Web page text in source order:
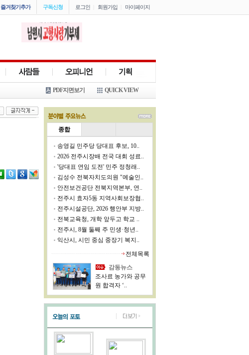
로그인 회원가입 마이페이지
구독신청
즐겨찾기추가
QUICK VIEW
PDF지면보기
종합
송영길 민주당 당대표 후보, 10..
2026 전주시장배 전국 대회 성료..
'당대표 연임 도전' 민주 정청래..
김성수 전북자치도의원 "예술인..
안전보건공단 전북지역본부, 연..
전주시 효자5동 지역사회보장협..
전주시설공단, 2026 행안부 지방..
전북교육청, 개학 앞두고 학교 ..
전주시, 8월 둘째 주 민생·청년..
익산시, 시민 중심 중장기 복지..
전체목록
감동뉴스
조사료 농가와 공무
원 합격자 ‘..